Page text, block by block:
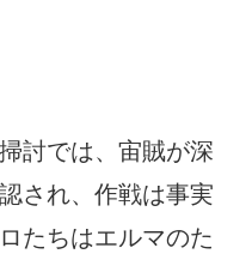
討では、宙賊が深
され、作戦は事実
たちはエルマのた